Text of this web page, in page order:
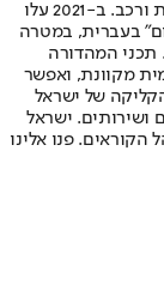
כלכלה וצרכנות, בריאות, חיילים, אוכל, יהדות, תיירות ורכב. ב-2021 עלו
בעברית, במטרה
תכני המהדורה
מקוונת, ואפשר
של ישראל
ושירותים. ישראל
פנו אלינו